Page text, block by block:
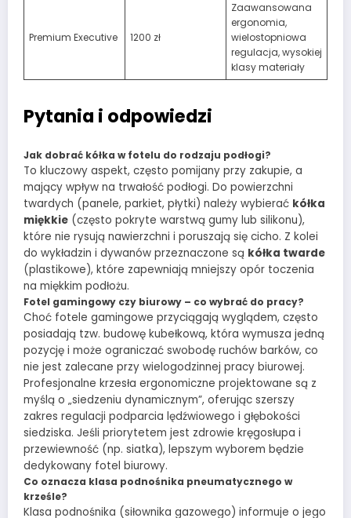
Premium Executive 1200 zł
Zaawansowana
ergonomia,
wielostopniowa
regulacja, wysokiej
klasy materiały
Pytania i odpowiedzi
Jak dobrać kółka w fotelu do rodzaju podłogi?
To kluczowy aspekt, często pomijany przy zakupie, a
mający wpływ na trwałość podłogi. Do powierzchni
twardych (panele, parkiet, płytki) należy wybierać kółka
miękkie (często pokryte warstwą gumy lub silikonu),
które nie rysują nawierzchni i poruszają się cicho. Z kolei
do wykładzin i dywanów przeznaczone są kółka twarde
(plastikowe), które zapewniają mniejszy opór toczenia
na miękkim podłożu.
Fotel gamingowy czy biurowy – co wybrać do pracy?
Choć fotele gamingowe przyciągają wyglądem, często
posiadają tzw. budowę kubełkową, która wymusza jedną
pozycję i może ograniczać swobodę ruchów barków, co
nie jest zalecane przy wielogodzinnej pracy biurowej.
Profesjonalne krzesła ergonomiczne projektowane są z
myślą o „siedzeniu dynamicznym”, oferując szerszy
zakres regulacji podparcia lędźwiowego i głębokości
siedziska. Jeśli priorytetem jest zdrowie kręgosłupa i
przewiewność (np. siatka), lepszym wyborem będzie
dedykowany fotel biurowy.
Co oznacza klasa podnośnika pneumatycznego w
krześle?
Klasa podnośnika (siłownika gazowego) informuje o jego